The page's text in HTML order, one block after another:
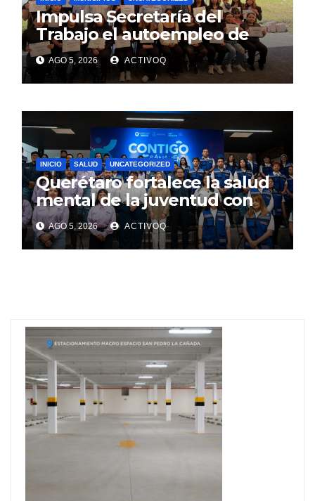
Impulsa Secretaría del
Trabajo el autoempleo de
mujeres en Huimilpan
AGO 5, 2026 ACTIVOQ
INICIO SALUD UNCATEGORIZED
Querétaro fortalece la salud
mental de la juventud con
alcance estatal e impacto
internacional
AGO 5, 2026 ACTIVOQ